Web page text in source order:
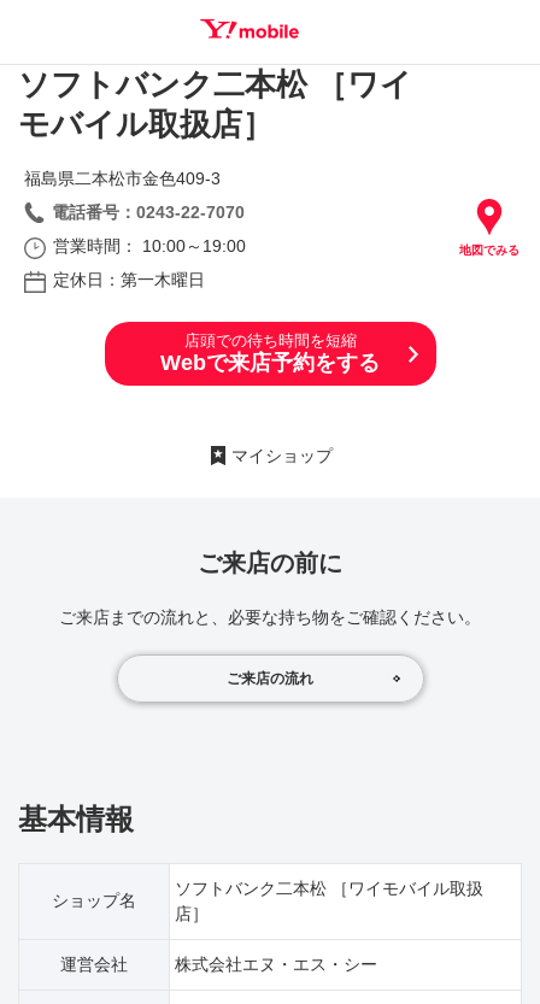
SEARCH
ソフトバンク二本松 ［ワイ
モバイル取扱店］
地図でみる
福島県二本松市金色409‐3
電話番号：0243-22-7070
営業時間： 10:00～19:00
定休日：第一木曜日
店頭での待ち時間を短縮
Webで来店予約をする
マイショップ
ご来店の前に
ご来店までの流れと、必要な持ち物をご確認ください。
ご来店の流れ
基本情報
ショップ名
ソフトバンク二本松 ［ワイモバイル取扱
店］
運営会社 株式会社エヌ・エス・シー